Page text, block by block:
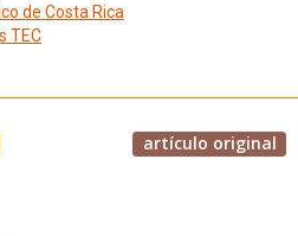
de Costa Rica
TEC
artículo original